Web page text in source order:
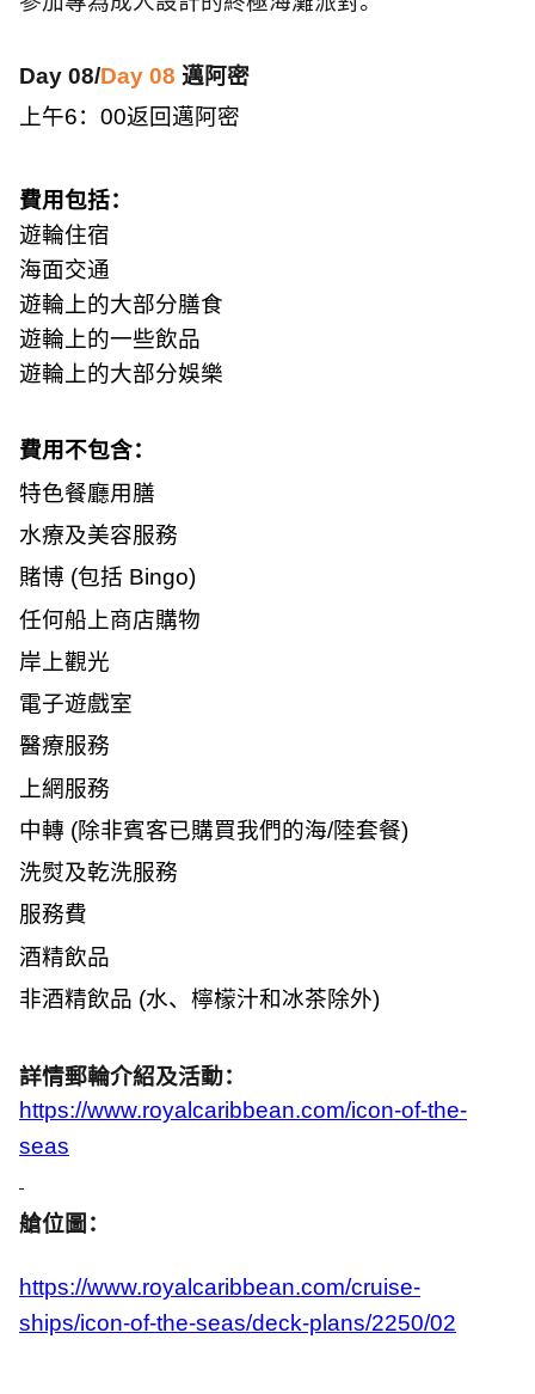
Day 08/Day 08 邁阿密
上午6： 00返回邁阿密
費用包括：
遊輪住宿
海面交通
遊輪上的大部分膳食
遊輪上的一些飲品
遊輪上的大部分娛樂
費用不包含：
特色餐廳用膳
水療及美容服務
賭博 (包括 Bingo)
任何船上商店購物
岸上觀光
電子遊戲室
醫療服務
上網服務
中轉 (除非賓客已購買我們的海/陸套餐)
洗熨及乾洗服務
服務費
酒精飲品
非酒精飲品 (水、檸檬汁和冰茶除外)
詳情郵輪介紹及活動：
https://www.royalcaribbean.com/icon-of-the-
seas
艙位圖：
https://www.royalcaribbean.com/cruise-
ships/icon-of-the-seas/deck-plans/2250/02